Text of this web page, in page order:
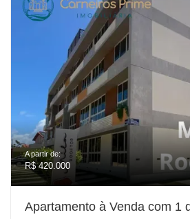
A partir de:
R$ 420.000
Apartamento à Venda com 1